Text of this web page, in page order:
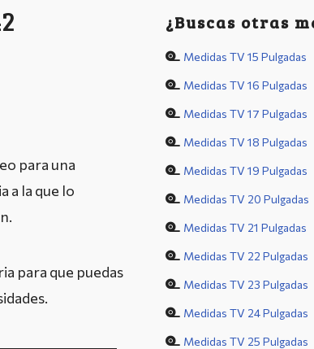
para una
a la que lo
para que puedas
¿Buscas otras
Medidas TV 15 Pulgadas
Medidas TV 16 Pulgadas
Medidas TV 17 Pulgadas
Medidas TV 18 Pulgadas
Medidas TV 19 Pulgadas
Medidas TV 20 Pulgadas
Medidas TV 21 Pulgadas
Medidas TV 22 Pulgadas
Medidas TV 23 Pulgadas
Medidas TV 24 Pulgadas
Medidas TV 25 Pulgadas